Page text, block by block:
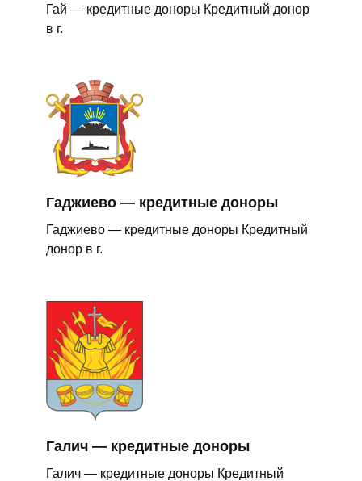
Гай — кредитные доноры Кредитный донор
в г.
Гаджиево — кредитные доноры
Гаджиево — кредитные доноры Кредитный
донор в г.
Галич — кредитные доноры
Галич — кредитные доноры Кредитный